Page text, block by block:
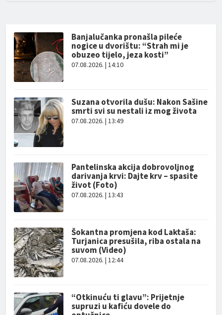
Banjalučanka pronašla pileće
nogice u dvorištu: “Strah mi je
obuzeo tijelo, jeza kosti”
07.08.2026. | 14:10
Suzana otvorila dušu: Nakon Sašine
smrti svi su nestali iz mog života
07.08.2026. | 13:49
Pantelinska akcija dobrovoljnog
darivanja krvi: Dajte krv – spasite
život (Foto)
07.08.2026. | 13:43
Šokantna promjena kod Laktaša:
Turjanica presušila, riba ostala na
suvom (Video)
07.08.2026. | 12:44
“Otkinuću ti glavu”: Prijetnje
supruzi u kafiću dovele do